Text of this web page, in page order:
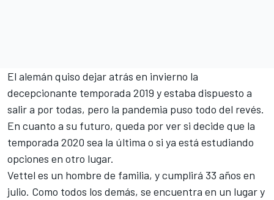
El alemán quiso dejar atrás en invierno la
decepcionante temporada 2019 y estaba dispuesto a
salir a por todas, pero la pandemia puso todo del revés.
En cuanto a su futuro, queda por ver si decide que la
temporada 2020 sea la última o si ya está estudiando
opciones en otro lugar.
Vettel es un hombre de familia, y cumplirá 33 años en
julio. Como todos los demás, se encuentra en un lugar y